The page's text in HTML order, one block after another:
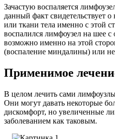
Зачастую воспаляется
данный факт свидетельствует
или ткани тела именно с этой
воспалился лимфоузел на шее с
возможно именно на этой
(воспаление миндалины) или
Применимое
В целом лечить сами
Они могут давать некоторые
дискомфорт, но увеличенные
заболеванием как таковым.